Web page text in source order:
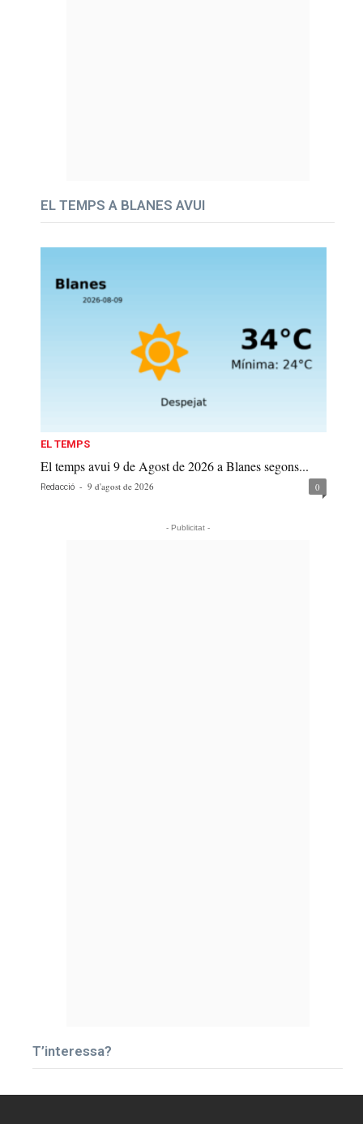
EL TEMPS A BLANES AVUI
EL TEMPS
El temps avui 9 de Agost de 2026 a Blanes segons...
Redacció - 9 d'agost de 2026 0
- Publicitat -
T’interessa?